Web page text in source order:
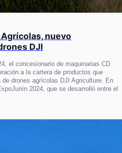
nuevo
DJI
el concesionario de maquinarias CD
a la cartera de productos que
drones agrícolas DJI Agriculture. En
2024, que se desarrolló entre el